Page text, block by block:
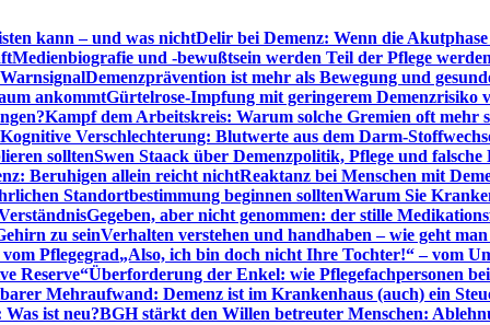
kann – und was nichtDelir bei Demenz: Wenn die
Medienbiografie und -bewußtsein werden Teil der Pflege werden
Demenzprävention ist mehr als Bewegung und
ankommtGürtelrose-Impfung mit geringerem Demenzrisiko
Kampf dem Arbeitskreis: Warum solche Gremien oft mehr
Kognitive Verschlechterung: Blutwerte aus dem Darm-
solltenSwen Staack über Demenzpolitik, Pflege und falsche
Beruhigen allein reicht nichtReaktanz bei Menschen mit
Standortbestimmung beginnen solltenWarum Sie
Gegeben, aber nicht genommen: der stille
zu seinVerhalten verstehen und handhaben – wie geht
Pflegegrad„Also, ich bin doch nicht Ihre Tochter!“ – vom
Reserve“Überforderung der Enkel: wie Pflegefachpersonen
Mehraufwand: Demenz ist im Krankenhaus (auch) ein
ist neu?BGH stärkt den Willen betreuter Menschen: